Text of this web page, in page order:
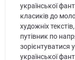
української
класиків до
художніх
путівник по
зорієнтуватися
української